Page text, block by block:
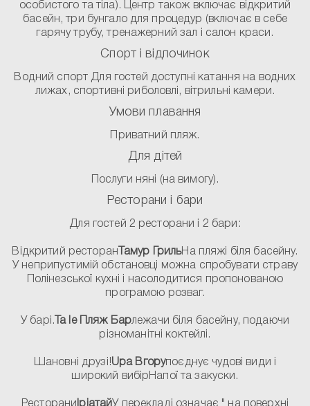
особистого та тіла). Центр також включає відкритий
басейн, три бунгало для процедур (включає в себе
гарячу трубу, тренажерний зал і салон краси.
Спорт і відпочинок
Водний спорт Для гостей доступні катання на водних
лижах, спортивні риболовлі, вітрильні камери.
Умови плавання
Приватний пляж.
Для дітей
Послуги няні (на вимогу).
Ресторани і бари
Для гостей 2 ресторани і 2 бари:
Відкритий ресторан Тамур ГрильНа пляжі біля басейну.
У неприпустимій обстановці можна спробувати страву
Полінезської кухні і насолодитися пропонованою
програмою розваг.
У барі. Ta Ie Пляж Барлежачи біля басейну, подаючи
різноманітні коктейлі.
Шановні друзі!Upa Вгорупоєднує чудові види і
широкий вибірНапої та закуски.
Ресторани Іріатай У перекладі означає " на поверхні